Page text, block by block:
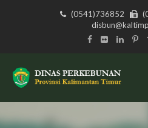
(0541)736852